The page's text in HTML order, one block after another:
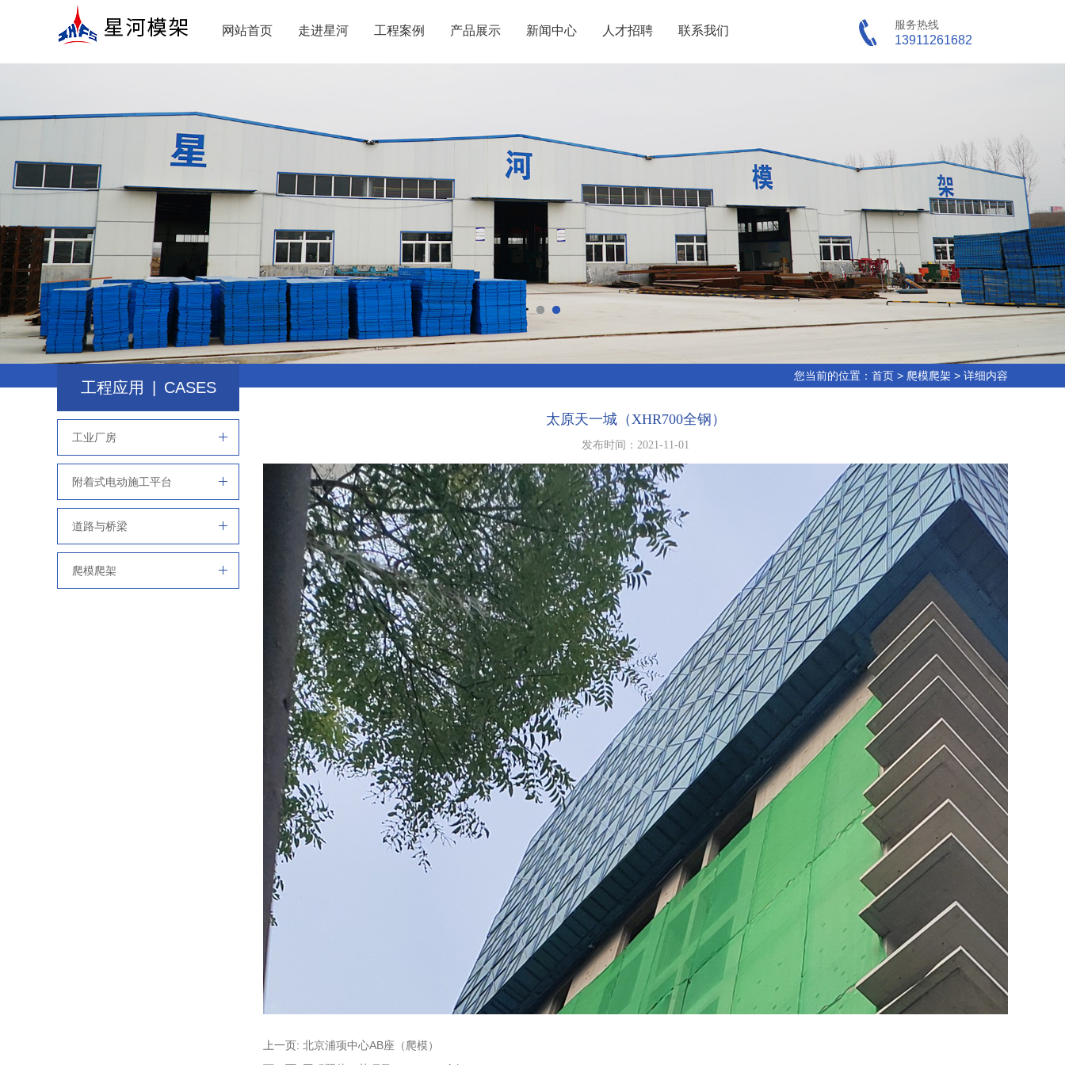
网站首页 走进星河 工程案例 产品展示 新闻中心 人才招聘 联系我们 服务热线
13911261682
您当前的位置： 首页 > 爬模爬架 > 详细内容
工程应用 CASES
工业厂房
附着式电动施工平台
道路与桥梁
爬模爬架
太原天一城（XHR700全钢）
发布时间：2021-11-01
上一页: 北京浦项中心AB座（爬模）